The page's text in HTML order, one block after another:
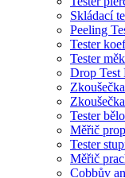
Skládací
Peeling
Tester
Tester
Drop Test
Tester
Měřič
Tester
Měřič
Cobbův